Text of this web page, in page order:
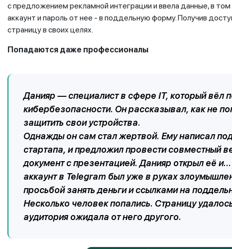
с предложением рекламной интеграции и ввела данные, в
аккаунт и пароль от нее - в поддельную форму. Получив
страницу в своих целях.
Попадаются даже профессионалы
Данияр — специалист в сфере IT, который вёл
кибербезопасности. Он рассказывал, как не
защитить свои устройства.
Однажды он сам стал жертвой. Ему написал
стартапа, и предложил провести совместный
документ с презентацией. Данияр открыл её
аккаунт в Telegram был уже в руках
просьбой занять деньги и ссылками на
Несколько человек попались. Страницу
аудитория ожидала от него другого.